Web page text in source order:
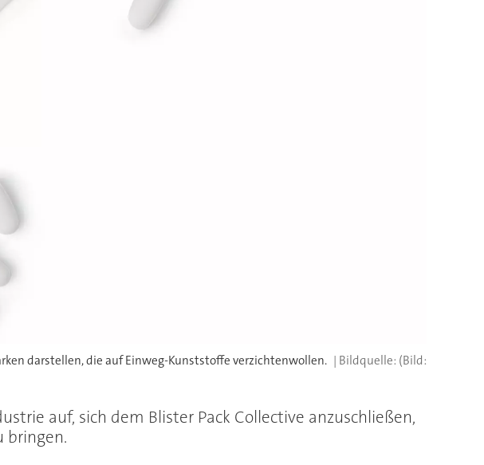
darstellen, die auf Einweg-Kunststoffe verzichtenwollen.
(Bild:
auf, sich dem Blister Pack Collective anzuschließen,
bringen.